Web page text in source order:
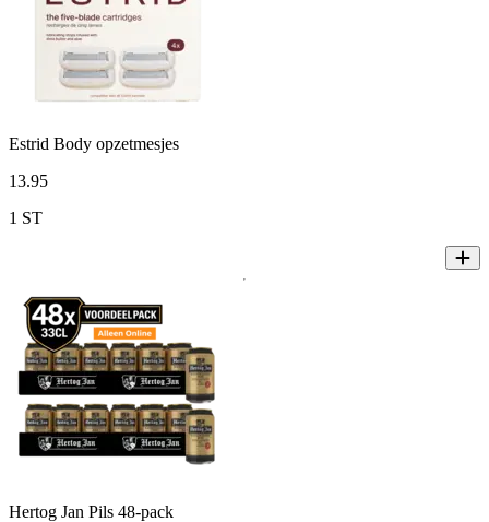
Estrid Body opzetmesjes
13.95
1 ST
Hertog Jan Pils 48-pack